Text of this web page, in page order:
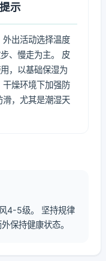
示
出活动选择温度
、慢走为主。 皮
，以基础保湿为
干燥环境下加强防
，尤其是潮湿天
4-5级。 坚持规律
保持健康状态。